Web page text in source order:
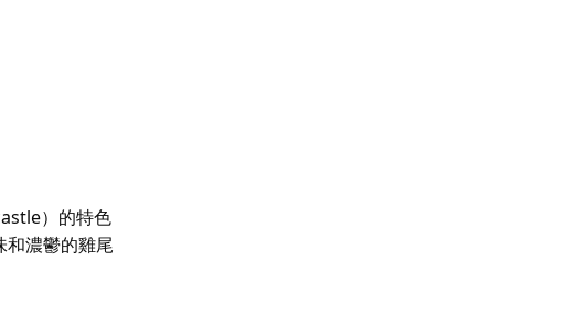
）的特色
和濃鬱的雞尾